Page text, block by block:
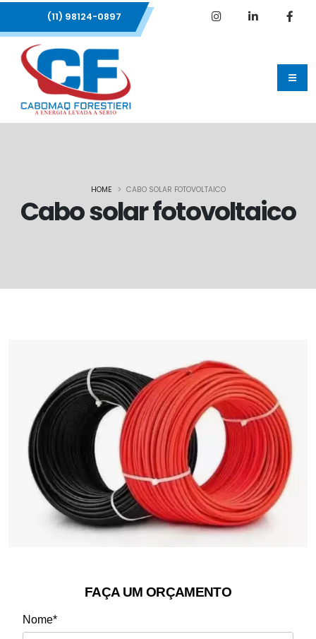
(11) 98124-0897
Cabo solar fotovoltaico
HOME CABO SOLAR FOTOVOLTAICO
FAÇA UM ORÇAMENTO
Nome*